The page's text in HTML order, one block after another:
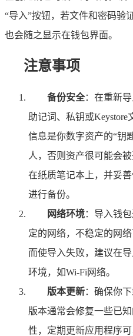
“导入”按钮，若文件和密码验
也会随之显示在钱包界面。
注意事项
备份安全：在重新
助记词、私钥或
信息是你数字资产的“钥
人，否则资产很可能会
在纸质笔记本上，并妥
进行备份。
网络环境：导入钱
定的网络，不稳定的网
而使导入失败，建议在
环境，如Wi-Fi网络。
版本更新：确保你
版本通常会修复一些已
性，定期更新应用程序